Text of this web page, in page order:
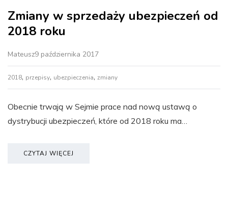
Zmiany w sprzedaży ubezpieczeń od
2018 roku
Mateusz9 października 2017
2018, przepisy, ubezpieczenia, zmiany
Obecnie trwają w Sejmie prace nad nową ustawą o
dystrybucji ubezpieczeń, które od 2018 roku ma…
CZYTAJ WIĘCEJ